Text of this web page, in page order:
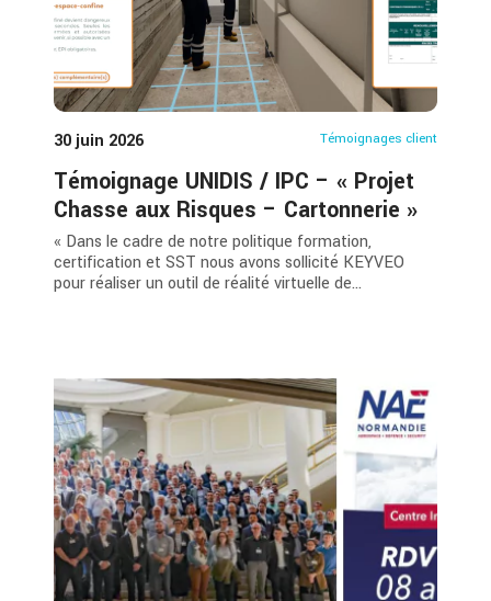
30 juin 2026 Témoignages client
Témoignage UNIDIS / IPC – « Projet
Chasse aux Risques – Cartonnerie »
« Dans le cadre de notre politique formation,
certification et SST nous avons sollicité KEYVEO
pour réaliser un outil de réalité virtuelle de...